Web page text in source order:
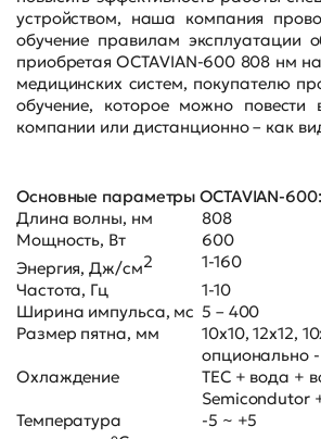
устройством, наша компания
обучение правилам эксплуатации
приобретая OCTAVIAN-600 808 нм
медицинских систем, покупателю
обучение, которое можно повести
компании или дистанционно – как
Основные параметры OCTAVIAN-600:
Длина волны, нм
808
Мощность, Вт
600
Энергия, Дж/см2
1-160
Частота, Гц
1-10
Ширина импульса, мс 5 – 400
Размер пятна, мм
10х10, 12х12,
опционально -
Охлаждение
TEC + вода +
Semicondutor
Температура
-5 ~ +5